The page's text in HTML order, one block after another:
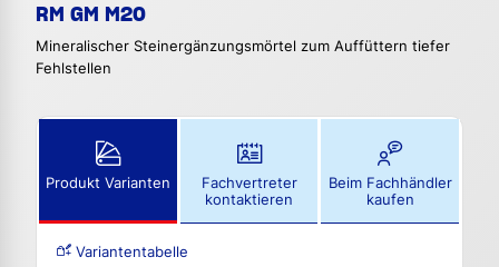
RM GM M20
Mineralischer Steinergänzungsmörtel zum Auffüttern tiefer
Fehlstellen
Produkt Varianten
Fachvertreter
kontaktieren
Beim Fachhändler
kaufen
Variantentabelle